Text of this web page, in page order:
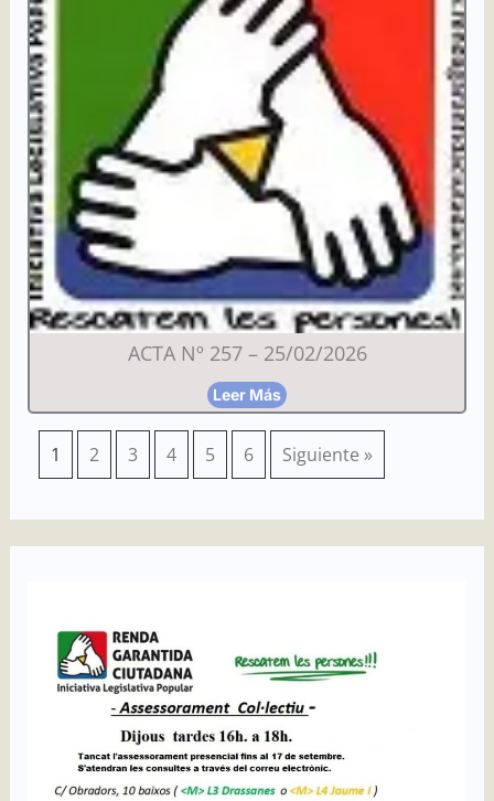
ACTA Nº 257 – 25/02/2026
Leer Más
1 2 3 4 5 6 Siguiente »